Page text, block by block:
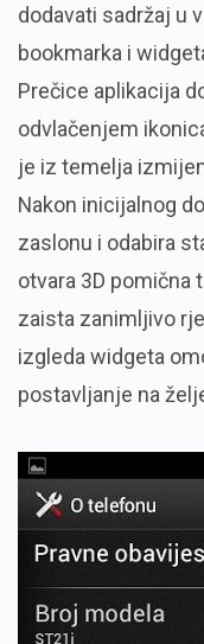
dodavati sadržaj u
bookmarka i
Prečice aplikacija
odvlačenjem
je iz temelja
Nakon inicijalnog
zaslonu i odabira
otvara 3D pomična
zaista zanimljivo
izgleda widgeta
postavljanje na